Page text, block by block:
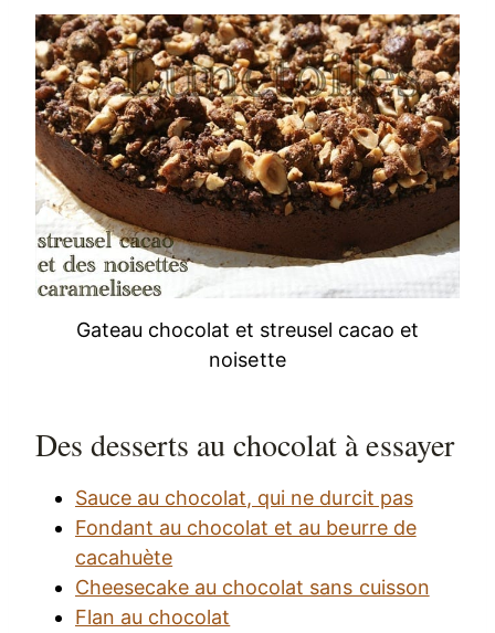
Gateau chocolat et streusel cacao et
noisette
Des desserts au chocolat à essayer
Sauce au chocolat, qui ne durcit pas
Fondant au chocolat et au beurre de
cacahuète
Cheesecake au chocolat sans cuisson
Flan au chocolat